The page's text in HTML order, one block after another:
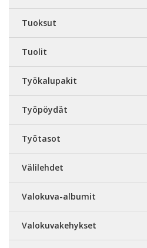
Tuoksut
Tuolit
Työkalupakit
Työpöydät
Työtasot
Välilehdet
Valokuva-albumit
Valokuvakehykset